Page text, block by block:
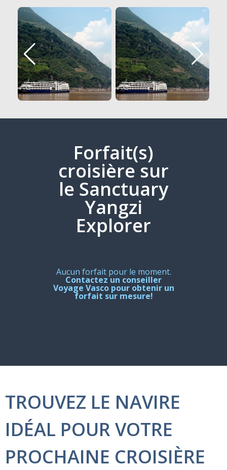
Forfait(s)
croisière sur
le Sanctuary
Yangzi
Explorer
Aucun forfait pour le moment.
Contactez un conseiller
Voyage Vasco pour obtenir un
forfait sur mesure!
TROUVEZ LE NAVIRE
IDÉAL POUR VOTRE
PROCHAINE CROISIÈRE